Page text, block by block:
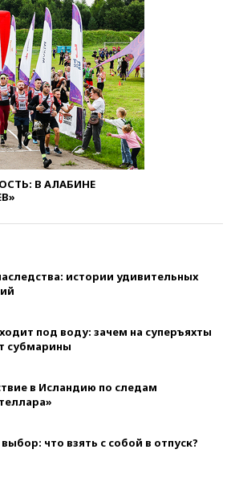
В АЛАБИНЕ
истории удивительных
под воду: зачем на суперъяхты
субмарины
в Исландию по следам
что взять с собой в отпуск?